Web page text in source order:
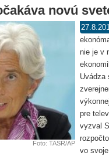
novú
Foto: TASR/AP
nie je v
Uvádza
pre
vyzval
vo